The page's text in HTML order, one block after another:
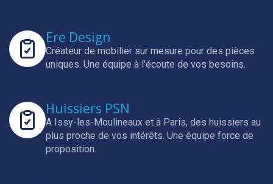
Ere Design
Créateur de mobilier sur mesure pour des pièces
uniques. Une équipe à l'écoute de vos besoins.
Huissiers PSN
A Issy-les-Moulineaux et à Paris, des huissiers au
plus proche de vos intérêts. Une équipe force de
proposition.